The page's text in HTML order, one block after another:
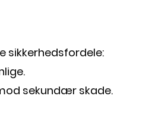
sikkerhedsfordele:
sekundær skade.